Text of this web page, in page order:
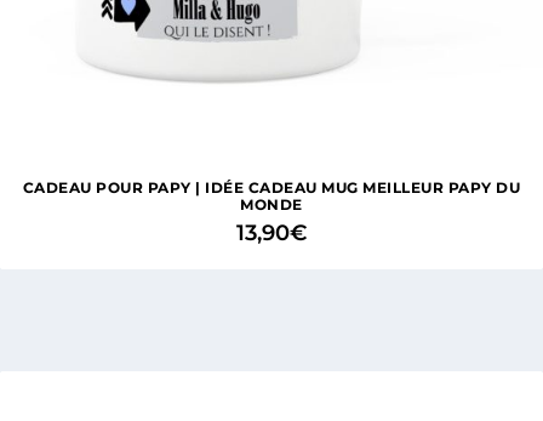
CADEAU POUR PAPY | IDÉE CADEAU MUG MEILLEUR PAPY DU
MONDE
13,90€